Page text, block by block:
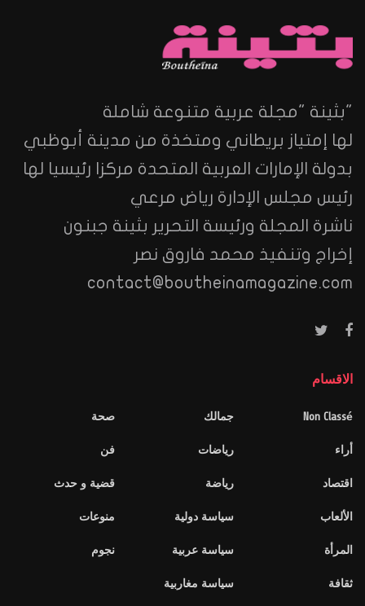
"بثينة "مجلة عربية متنوعة شاملة
لها إمتياز بريطاني ومتخذة من مدينة أبوظبي
بدولة الإمارات العربية المتحدة مركزا رئيسيا لها
رئيس مجلس الإدارة رياض مرعي
ناشرة المجلة ورئيسة التحرير بثينة جبنون
إخراج وتنفيذ محمد فاروق نصر
contact@boutheinamagazine.com
الاقسام
Non Classé
أراء
اقتصاد
الألعاب
المرأة
ثقافة
جمالك
رياضات
رياضة
سياسة دولية
سياسة عربية
سياسة مغاربية
صحة
فن
قضية و حدث
منوعات
نجوم